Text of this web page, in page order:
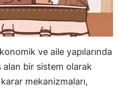
ve aile yapılarında
alan bir sistem olarak
mekanizmaları,